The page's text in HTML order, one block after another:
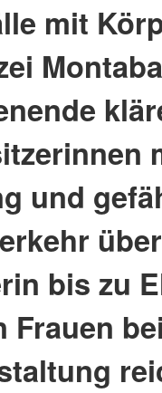
mit
und
bis zu
Frauen